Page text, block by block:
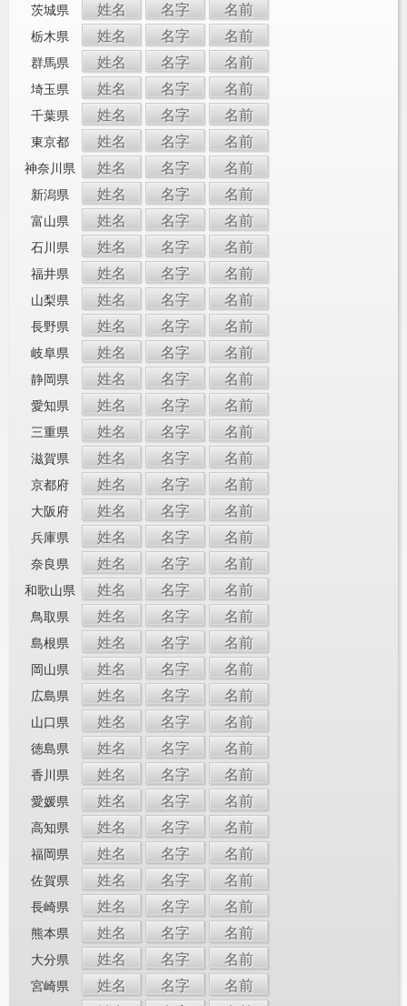
茨城県 姓名 名字 名前
栃木県 姓名 名字 名前
群馬県 姓名 名字 名前
埼玉県 姓名 名字 名前
千葉県 姓名 名字 名前
東京都 姓名 名字 名前
神奈川県 姓名 名字 名前
新潟県 姓名 名字 名前
富山県 姓名 名字 名前
石川県 姓名 名字 名前
福井県 姓名 名字 名前
山梨県 姓名 名字 名前
長野県 姓名 名字 名前
岐阜県 姓名 名字 名前
静岡県 姓名 名字 名前
愛知県 姓名 名字 名前
三重県 姓名 名字 名前
滋賀県 姓名 名字 名前
京都府 姓名 名字 名前
大阪府 姓名 名字 名前
兵庫県 姓名 名字 名前
奈良県 姓名 名字 名前
和歌山県 姓名 名字 名前
鳥取県 姓名 名字 名前
島根県 姓名 名字 名前
岡山県 姓名 名字 名前
広島県 姓名 名字 名前
山口県 姓名 名字 名前
徳島県 姓名 名字 名前
香川県 姓名 名字 名前
愛媛県 姓名 名字 名前
高知県 姓名 名字 名前
福岡県 姓名 名字 名前
佐賀県 姓名 名字 名前
長崎県 姓名 名字 名前
熊本県 姓名 名字 名前
大分県 姓名 名字 名前
宮崎県 姓名 名字 名前